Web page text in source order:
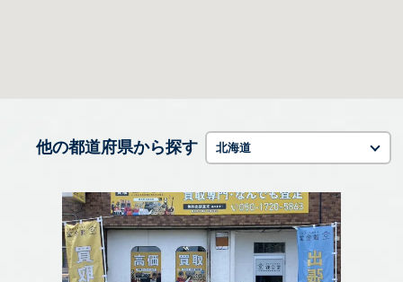
他の都道府県から探す 北海道